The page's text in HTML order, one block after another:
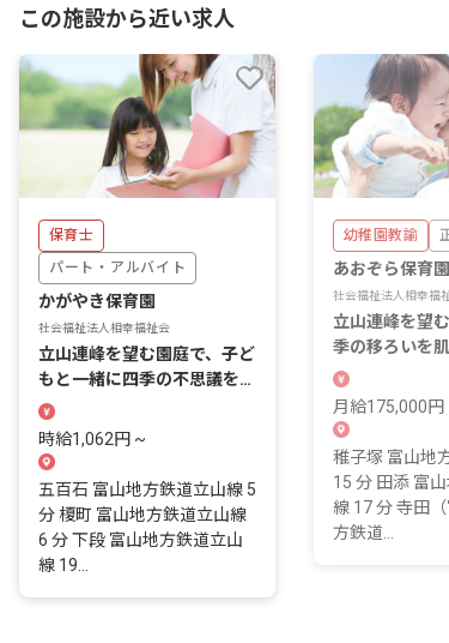
この施設から近い求人
保育士
パート・アルバイト
かがやき保育園
社会福祉法人相幸福祉会
立山連峰を望む園庭で、子ど
もと一緒に四季の不思議を見
つける保育です。
時給1,062円 ~
五百石 富山地方鉄道立山線 5
分 榎町 富山地方鉄道立山線
6 分 下段 富山地方鉄道立山
線 19...
幼稚園教諭
あおぞら保育園
社会福祉法人相幸福祉
立山連峰を望
季の移ろいを
ら、子どもの
育園です。
月給175,000
稚子塚 富山地
15 分 田添 富
線 17 分 寺田
方鉄道...